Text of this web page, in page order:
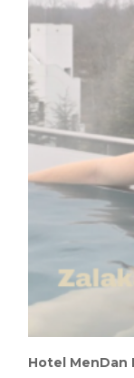
Hotel MenDan